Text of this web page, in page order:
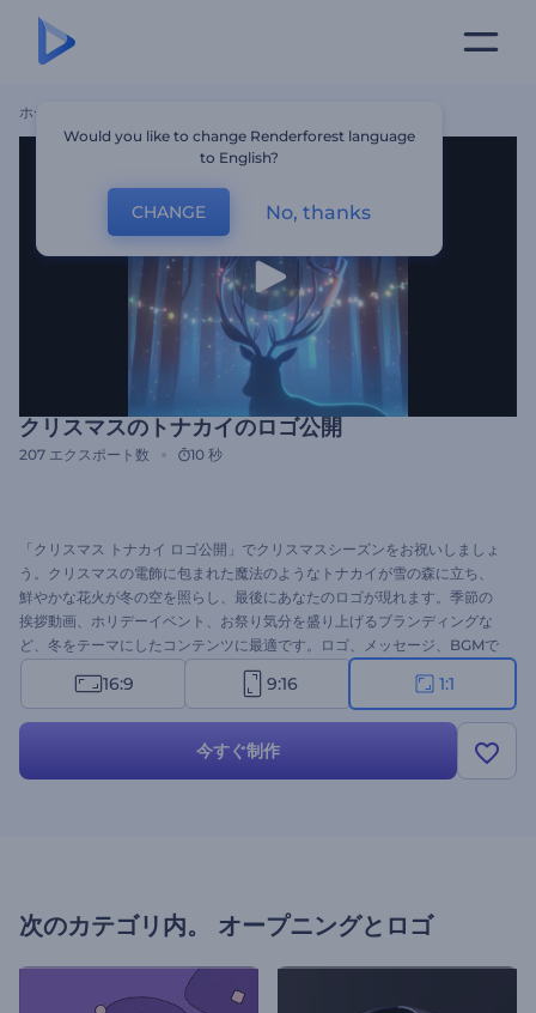
ホーム
クリスマスのトナカイのロゴ公開
207 エクスポート数 10 秒
「クリスマス トナカイ ロゴ公開」でクリスマスシーズンをお祝いしましょ
う。クリスマスの電飾に包まれた魔法のようなトナカイが雪の森に立ち、
鮮やかな花火が冬の空を照らし、最後にあなたのロゴが現れます。季節の
挨拶動画、ホリデーイベント、お祭り気分を盛り上げるブランディングな
ど、冬をテーマにしたコンテンツに最適です。ロゴ、メッセージ、BGMで
簡単にカスタマイズできます。今すぐ試して、ホリデーシーズンの魅力あ
ふれるロゴをアピールしましょう！
16:9 9:16 1:1
今すぐ制作
次のカテゴリ内。 オープニングとロゴ
Would you like to change Renderforest language
to English?
CHANGE No, thanks